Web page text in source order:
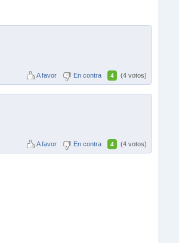
A favor En contra 4 (4 votos)
A favor En contra 4 (4 votos)